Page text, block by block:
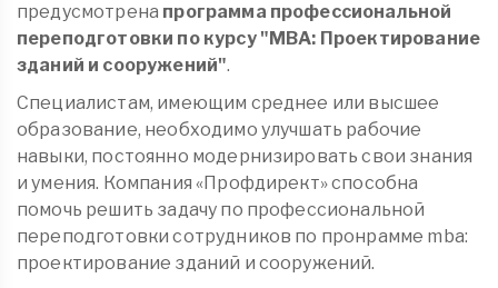
предусмотрена программа профессиональной
переподготовки по курсу "МВА: Проектирование
зданий и сооружений".
Специалистам, имеющим среднее или высшее
образование, необходимо улучшать рабочие
навыки, постоянно модернизировать свои знания
и умения. Компания «Профдирект» способна
помочь решить задачу по профессиональной
переподготовки сотрудников по пронрамме mba:
проектирование зданий и сооружений.